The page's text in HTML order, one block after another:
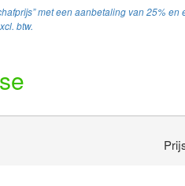
met een aanbetaling van 25% en
btw.